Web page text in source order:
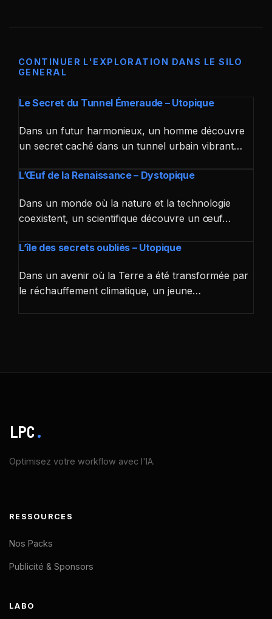
CONTINUER L'EXPLORATION DANS LE SILO
GENERAL
Le Secret du Tunnel Émeraude – Utopique
Dans un futur harmonieux, un homme découvre
un secret caché dans un tunnel urbain vibrant…
L’Œuf de la Renaissance – Dystopique
Dans un monde où la nature et la technologie
coexistent, un scientifique découvre un œuf…
L’île des secrets oubliés – Utopique
Dans un avenir où la Terre a été transformée par
le réchauffement climatique, un jeune…
LPC.
Optimisez votre workflow avec l'IA.
RESSOURCES
Nos Packs
Publicité & Sponsors
LABO